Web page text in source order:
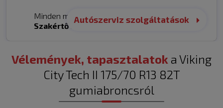
Minden márka. Egy helyen.
Szakértő kezekben.
Autószerviz szolgáltatások
Vélemények, tapasztalatok a Viking
City Tech II 175/70 R13 82T
gumiabroncsról